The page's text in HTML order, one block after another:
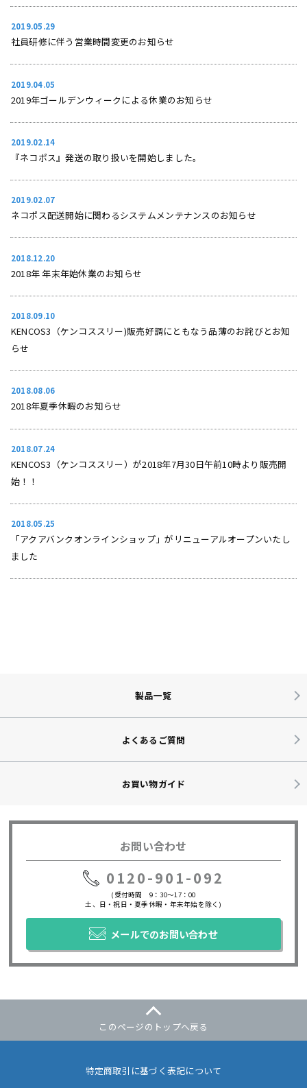
2019.05.29
社員研修に伴う営業時間変更のお知らせ
2019.04.05
2019年ゴールデンウィークによる休業のお知らせ
2019.02.14
『ネコポス』発送の取り扱いを開始しました。
2019.02.07
ネコポス配送開始に関わるシステムメンテナンスのお知らせ
2018.12.20
2018年 年末年始休業のお知らせ
2018.09.10
KENCOS3（ケンコススリー)販売好調にともなう品薄のお詫びとお知
らせ
2018.08.06
2018年夏季休暇のお知らせ
2018.07.24
KENCOS3（ケンコススリー）が2018年7月30日午前10時より販売開
始！！
2018.05.25
「アクアバンクオンラインショップ」がリニューアルオープンいたし
ました
よくあるご質問
お買い物ガイド
製品一覧
お問い合わせ
0120-901-092
(受付時間 9：30～17：00
土、日・祝日・夏季休暇・年末年始を除く)
メールでのお問い合わせ
このページのトップへ戻る
特定商取引に基づく表記について